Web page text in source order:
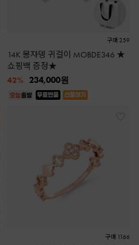
구매 259
14K 몽쟈뎅 귀걸이 MOBDE346 ★
쇼핑백 증정★
234,000원
42%
구매 1166